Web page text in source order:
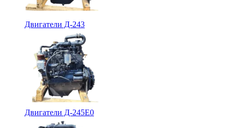
Двигатели Д-243
Двигатели Д-245Е0